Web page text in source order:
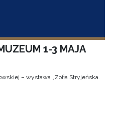
1-3 MAJA
– wystawa „Zofia Stryjeńska.